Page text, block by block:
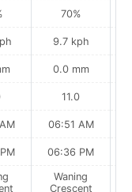
70%
9.7 kph
0.0 mm
11.0
06:51 AM
06:36 PM
Waning
Crescent